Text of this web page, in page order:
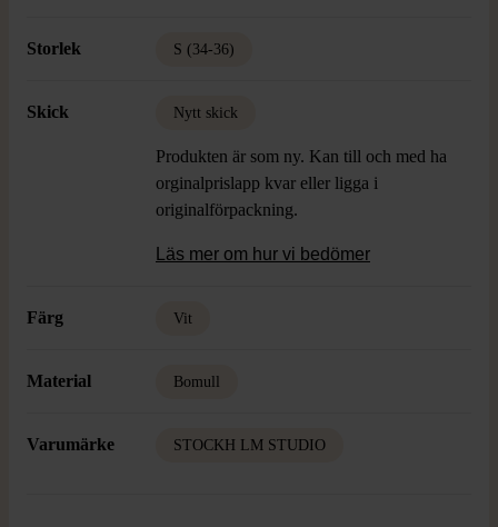
Storlek S (34-36)
Skick Nytt skick
Produkten är som ny. Kan till och med ha
orginalprislapp kvar eller ligga i
originalförpackning.
Läs mer om hur vi bedömer
Färg Vit
Material Bomull
Varumärke STOCKH LM STUDIO